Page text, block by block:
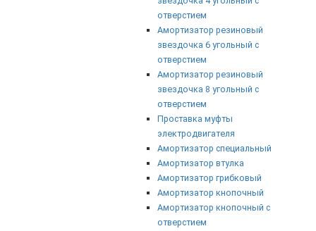
отверстием
Амортизатор резиновый
звездочка 6 угольный с
отверстием
Амортизатор резиновый
звездочка 8 угольный с
отверстием
Проставка муфты
электродвигателя
Амортизатор специальный
Амортизатор втулка
Амортизатор грибковый
Амортизатор кнопочный
Амортизатор кнопочный с
отверстием